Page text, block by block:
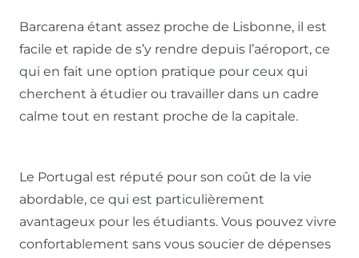
Barcarena étant assez proche de Lisbonne, il est
facile et rapide de s’y rendre depuis l’aéroport, ce
qui en fait une option pratique pour ceux qui
cherchent à étudier ou travailler dans un cadre
calme tout en restant proche de la capitale.
Le Portugal est réputé pour son coût de la vie
abordable, ce qui est particulièrement
avantageux pour les étudiants. Vous pouvez vivre
confortablement sans vous soucier de dépenses